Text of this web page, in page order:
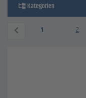
Kategorien
1 2